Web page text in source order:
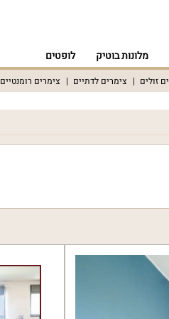
מלונות בוטיק לופטים
זולים צימרים לדתיים צימרים רומנטיים